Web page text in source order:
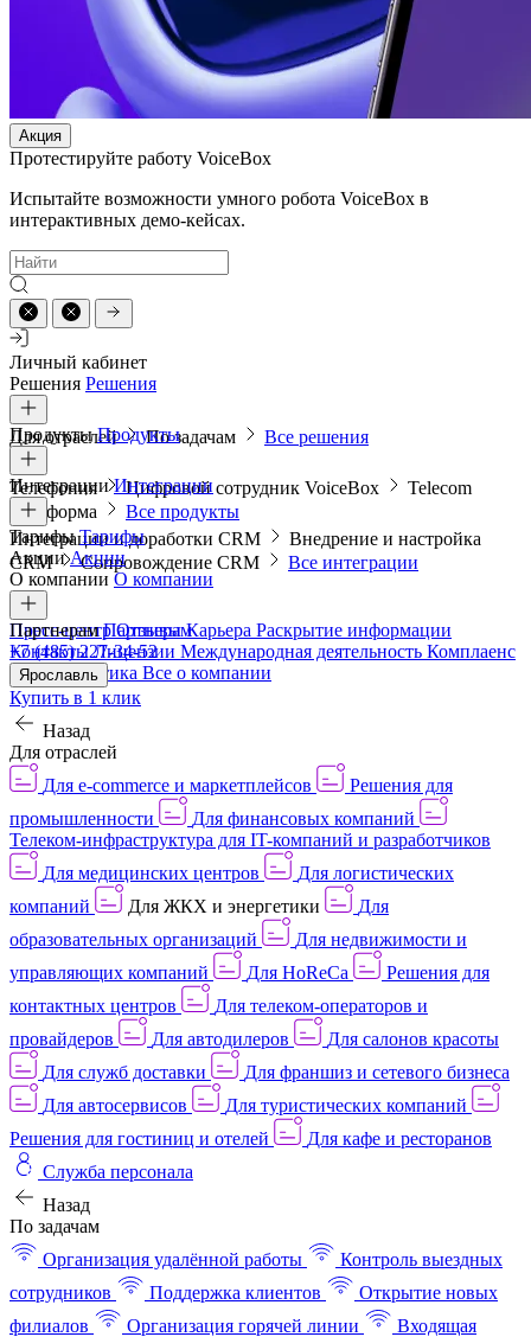
Акция
Протестируйте работу VoiceBox
Испытайте возможности умного робота VoiceBox в
интерактивных демо-кейсах.
Личный кабинет
Решения Решения
Для отраслей По задачам Все решения
ПродуктыПродукты
Телефония Цифровой сотрудник VoiceBox
Telecom
платформа
Все продукты
ИнтеграцииИнтеграции
Интеграции и доработки CRM
Внедрение и настройка
CRM
Сопровождение CRM Все интеграции
ТарифыТарифы
АкцииАкции
О компании О компании
Пресс-центрОтзывыКарьера Раскрытие информации
КонтактыЛицензии Международная деятельность Комплаенс
и деловая этика Все о компании
ПартнерамПартнерам
+7 (485) 227-34-52
Ярославль
Купить в 1 клик
Назад
Для отраслей
Для e-commerce и маркетплейсов
Решения для
промышленности
Для финансовых компаний
Телеком-инфраструктура для IT-компаний и разработчиков
Для медицинских центров
Для логистических
компаний
Для ЖКХ и энергетики
Для
образовательных организаций
Для недвижимости и
управляющих компаний
Для HoReCa
Решения для
контактных центров
Для телеком-операторов и
провайдеров
Для автодилеров
Для салонов красоты
Для служб доставки
Для франшиз и сетевого бизнеса
Для автосервисов
Для туристических компаний
Решения для гостиниц и отелей
Для кафе и ресторанов
Служба персонала
Назад
По задачам
Организация удалённой работы
Контроль выездных
сотрудников
Поддержка клиентов
Открытие новых
филиалов
Организация горячей линии
Входящая